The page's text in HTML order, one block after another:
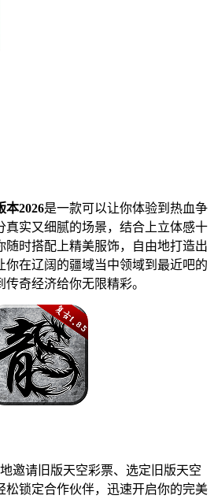
本2026是一款可以让你体验到热血争
真实又细腻的场景，结合上立体感十
随时搭配上精美服饰，自由地打造出
你在辽阔的疆域当中领域到最近吧的
奇经济给你无限精彩。
请旧版天空彩票、选定旧版天空
松锁定合作伙伴，迅速开启你的完美